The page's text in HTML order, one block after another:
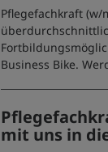
Pflegefachkraft (w/
Business Bike.
mit uns in